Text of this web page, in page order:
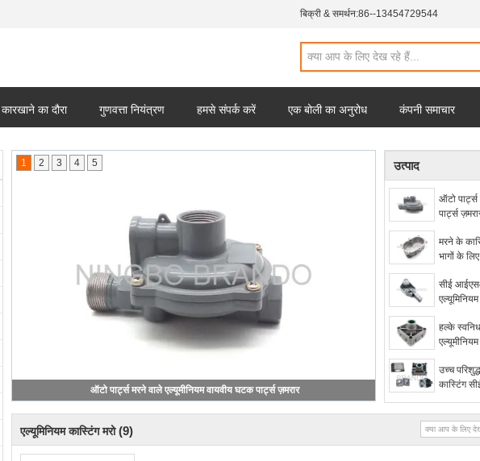
बिक्री & समर्थन:86--13454729544
कारखाने का दौरा गुणवत्ता नियंत्रण हमसे संपर्क करें एक बोली का अनुरोध कंपनी समाचार
ऑटो पार्ट्स मरने वाले एल्यूमीनियम वायवीय घटक पार्ट्स ज़मरार
1 2 3 4 5 उत्पाद
ऑटो
पार्ट्स
मरने के
भागों के
सीई
हल्के
एल्यूमीनियम
उच्च
कास्टिंग
एल्यूमिनियम कास्टिंग मरो (9)